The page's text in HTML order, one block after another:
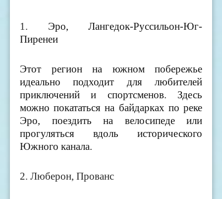
1. Эро, Лангедок-Руссильон-Юг-
Пиренеи
Этот регион на южном побережье
идеально подходит для любителей
приключений и спортсменов. Здесь
можно покататься на байдарках по реке
Эро, поездить на велосипеде или
прогуляться вдоль исторического
Южного канала.
2. Люберон, Прованс